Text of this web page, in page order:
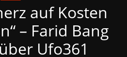
auf Kosten
– Farid Bang
Ufo361